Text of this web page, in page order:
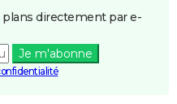
plans directement par e-
Je m'abonne